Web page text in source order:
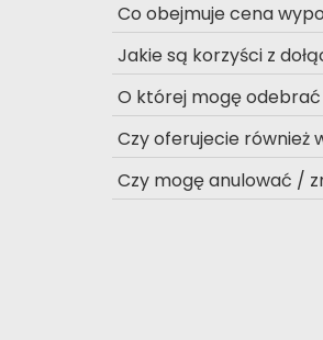
Co obejmuje cena
Jakie są korzyści z
O której mogę
Czy oferujecie również
Czy mogę anulować /